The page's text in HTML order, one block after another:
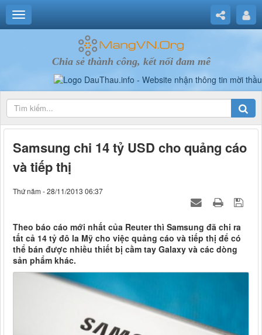
Chia sẻ thành công, kết nối đam mê
Samsung chi 14 tỷ USD cho quảng cáo
và tiếp thị
Thứ năm - 28/11/2013 06:37
Theo báo cáo mới nhất của Reuter thì Samsung đã chi ra
tất cả 14 tỷ đô la Mỹ cho việc quảng cáo và tiếp thị để có
thể bán được nhiều thiết bị cầm tay Galaxy và các dòng
sản phẩm khác.